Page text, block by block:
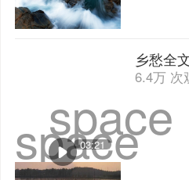
space
space
03:21
乡愁全
6.4万 次